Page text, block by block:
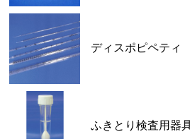
ディスポピペティ
ふきとり検査用器